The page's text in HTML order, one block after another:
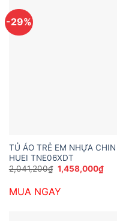
-29%
TỦ ÁO TRẺ EM NHỰA CHIN
HUEI TNE06XDT
2,041,200₫ Giá
gốc
2,041,200₫.
1,458,000₫Giá
hiện
MUA NGAY